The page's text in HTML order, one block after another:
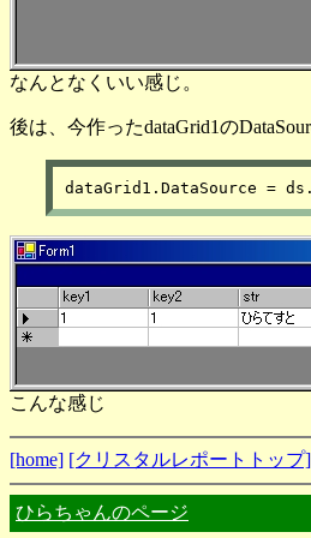
なんとなくいい感じ。
後は、今作ったdataGrid1の
こんな感じ
[home] [クリスタルレポートトップ]
ひらちゃんのページ